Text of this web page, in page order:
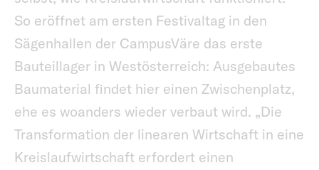
So eröffnet am ersten Festivaltag in den
Sägenhallen der CampusVäre das erste
Bauteillager in Westösterreich: Ausgebautes
Baumaterial findet hier einen Zwischenplatz,
ehe es woanders wieder verbaut wird. „Die
Transformation der linearen Wirtschaft in eine
Kreislaufwirtschaft erfordert einen